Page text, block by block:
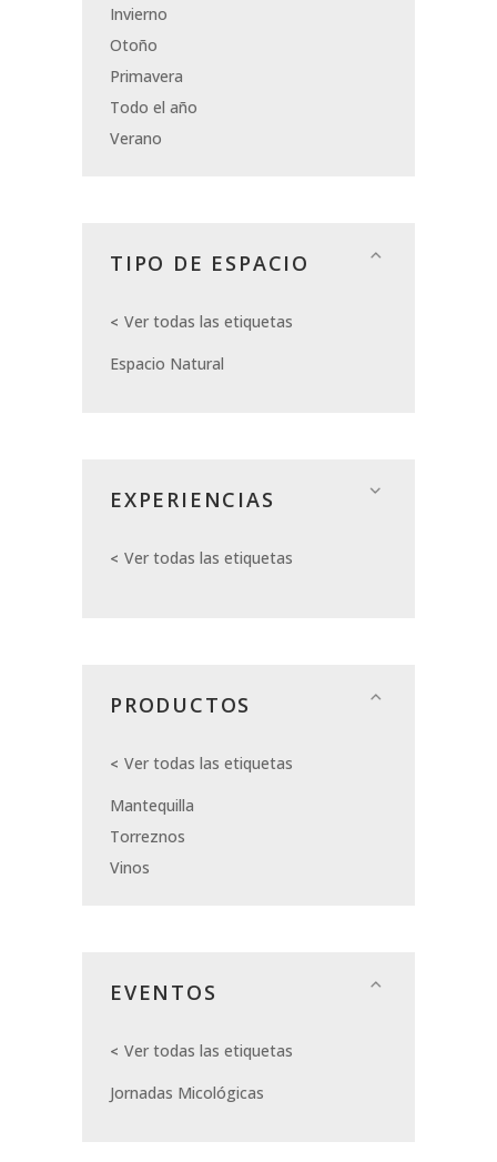
Invierno
Otoño
Primavera
Todo el año
Verano
TIPO DE ESPACIO
Ver todas las etiquetas
Espacio Natural
EXPERIENCIAS
Ver todas las etiquetas
PRODUCTOS
Ver todas las etiquetas
Mantequilla
Torreznos
Vinos
EVENTOS
Ver todas las etiquetas
Jornadas Micológicas